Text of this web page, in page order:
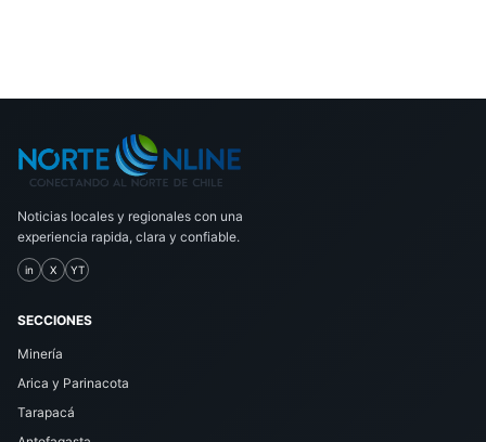
Noticias locales y regionales con una
experiencia rapida, clara y confiable.
in X YT
SECCIONES
Minería
Arica y Parinacota
Tarapacá